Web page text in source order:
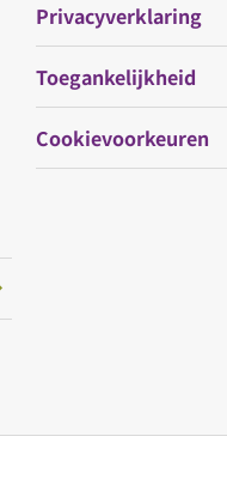
Privacyverklaring
Toegankelijkheid
Cookievoorkeuren